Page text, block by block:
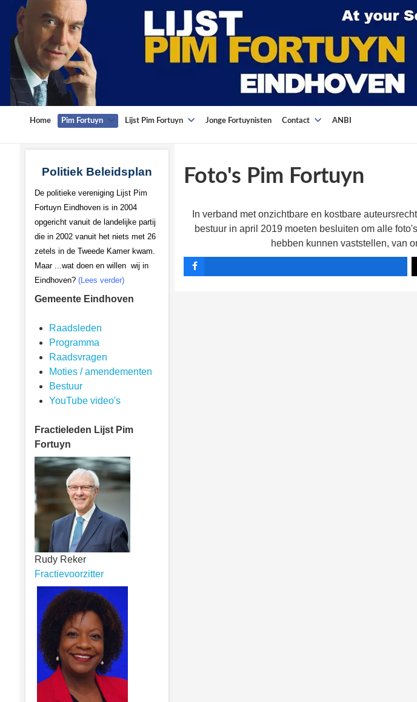
Home Pim Fortuyn Lijst Pim Fortuyn Jonge Fortuynisten Contact ANBI
Politiek Beleidsplan
De politieke vereniging Lijst Pim
Fortuyn Eindhoven is in 2004
opgericht vanuit de landelijke partij
die in 2002 vanuit het niets met 26
zetels in de Tweede Kamer kwam.
Maar ...wat doen en willen wij in
Eindhoven? (Lees verder)
Gemeente Eindhoven
Raadsleden
Programma
Raadsvragen
Moties / amendementen
Bestuur
YouTube video's
Fractieleden Lijst Pim
Fortuyn
Rudy Reker
Fractievoorzitter
Foto's Pim Fortuyn
In verband met onzichtbare en kostbare
bestuur in april 2019 moeten besluiten om alle
hebben kunnen vaststellen, van